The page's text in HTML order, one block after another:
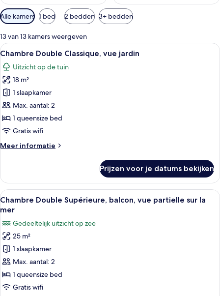
Beschikbare
filters
voor
kamers
Alle kamers 1 bed 2 bedden 3+ bedden
13 van 13 kamers weergeven
Alle
foto's
voor
Chambre
Double
Classique,
vue
jardin
Een hotelkamer met een groot bed,
4
Chambre Double Classique, vue jardin
Uitzicht op de tuin
18 m²
1 slaapkamer
Max. aantal: 2
1 queensize bed
Gratis wifi
Meer informatie
Meer
Double
Classique,
vue
jardin
Prijzen voor je datums bekijken
Alle
foto's
Chambre
Double
Supérieure,
balcon,
vue
partielle
Chambre Double Supérieure,
3
Chambre Double Supérieure, balcon, vue partielle sur la
mer
Gedeeltelijk uitzicht op zee
25 m²
1 slaapkamer
Max. aantal: 2
1 queensize bed
Gratis wifi